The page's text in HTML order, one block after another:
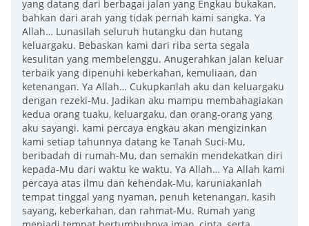
yang datang dari berbagai jalan yang Engkau bukakan,
bahkan dari arah yang tidak pernah kami sangka. Ya
Allah… Lunasilah seluruh hutangku dan hutang
keluargaku. Bebaskan kami dari riba serta segala
kesulitan yang membelenggu. Anugerahkan jalan keluar
terbaik yang dipenuhi keberkahan, kemuliaan, dan
ketenangan. Ya Allah… Cukupkanlah aku dan keluargaku
dengan rezeki-Mu. Jadikan aku mampu membahagiakan
kedua orang tuaku, keluargaku, dan orang-orang yang
aku sayangi. kami percaya engkau akan mengizinkan
kami setiap tahunnya datang ke Tanah Suci-Mu,
beribadah di rumah-Mu, dan semakin mendekatkan diri
kepada-Mu dari waktu ke waktu. Ya Allah… Ya Allah kami
percaya atas ilmu dan kehendak-Mu, karuniakanlah
tempat tinggal yang nyaman, penuh ketenangan, kasih
sayang, keberkahan, dan rahmat-Mu. Rumah yang